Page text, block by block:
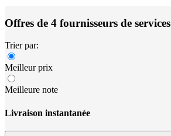
Offres de 4 fournisseurs de services
Trier par:
Meilleur prix
Meilleure note
Livraison instantanée